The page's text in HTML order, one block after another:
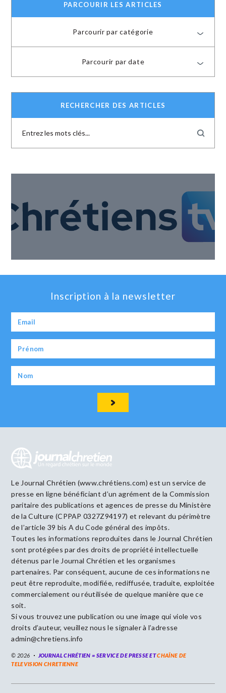
PARCOURIR LES ARTICLES
Parcourir par catégorie
Parcourir par date
RECHERCHER DES ARTICLES
Inscription à la newsletter
Le Journal Chrétien (www.chrétiens.com) est un service de
presse en ligne bénéficiant d’un agrément de la Commission
paritaire des publications et agences de presse du Ministère
de la Culture (CPPAP 0327Z94197) et relevant du périmètre
de l’article 39 bis A du Code général des impôts.
Toutes les informations reproduites dans le Journal Chrétien
sont protégées par des droits de propriété intellectuelle
détenus par le Journal Chrétien et les organismes
partenaires. Par conséquent, aucune de ces informations ne
peut être reproduite, modifiée, rediffusée, traduite, exploitée
commercialement ou réutilisée de quelque manière que ce
soit.
Si vous trouvez une publication ou une image qui viole vos
droits d’auteur, veuillez nous le signaler à l’adresse
admin@chretiens.info
© 2026 JOURNAL CHRÉTIEN = SERVICE DE PRESSE ETCHAÎNE DE
TELEVISION CHRETIENNE